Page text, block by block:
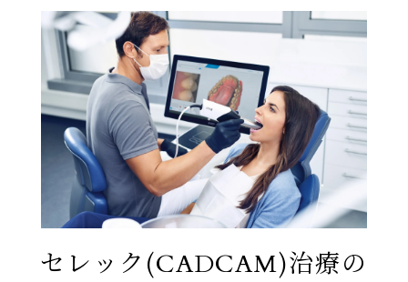
セレック(CADCAM)治療の